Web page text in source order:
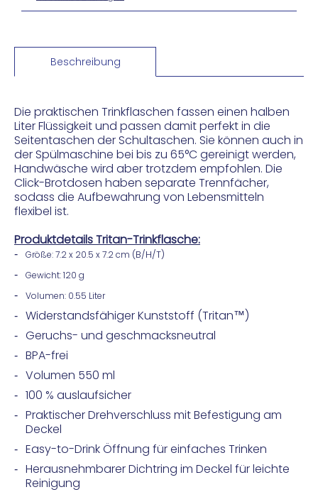
Beschreibung
Die praktischen Trinkflaschen fassen einen halben
Liter Flüssigkeit und passen damit perfekt in die
Seitentaschen der Schultaschen. Sie können auch in
der Spülmaschine bei bis zu 65°C gereinigt werden,
Handwäsche wird aber trotzdem empfohlen. Die
Click-Brotdosen haben separate Trennfächer,
sodass die Aufbewahrung von Lebensmitteln
flexibel ist.
Produktdetails Tritan-Trinkflasche:
Größe:7.2 x 20.5 x 7.2 cm (B/H/T)
Gewicht:120 g
Volumen: 0.55 Liter
Widerstandsfähiger Kunststoff (Tritan™)
Geruchs- und geschmacksneutral
BPA-frei
Volumen 550 ml
100 % auslaufsicher
Praktischer Drehverschluss mit Befestigung am
Deckel
Easy-to-Drink Öffnung für einfaches Trinken
Herausnehmbarer Dichtring im Deckel für leichte
Reinigung